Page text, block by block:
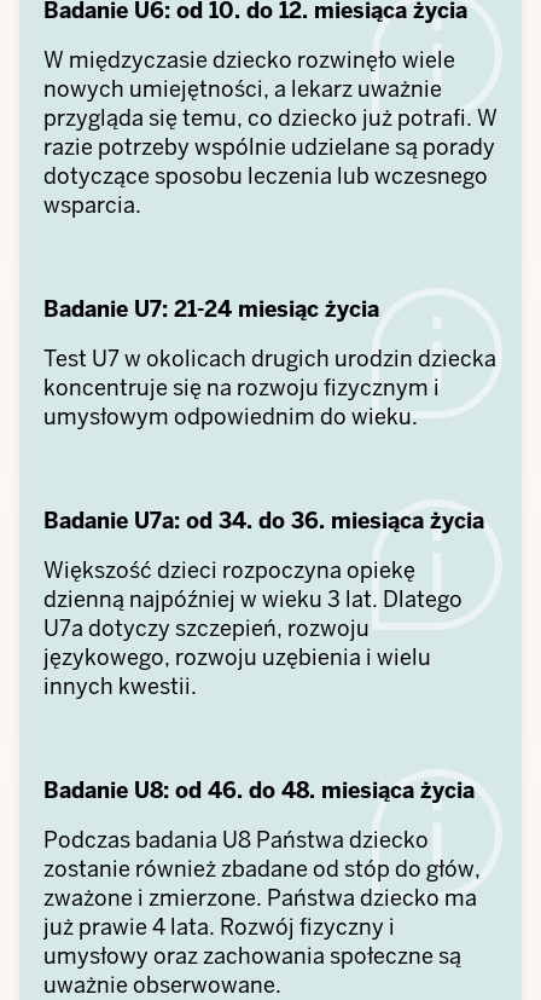
Badanie U6: od 10. do 12. miesiąca życia
W międzyczasie dziecko rozwinęło wiele
nowych umiejętności, a lekarz uważnie
przygląda się temu, co dziecko już potrafi. W
razie potrzeby wspólnie udzielane są porady
dotyczące sposobu leczenia lub wczesnego
wsparcia.
Badanie U7: 21-24 miesiąc życia
Test U7 w okolicach drugich urodzin dziecka
koncentruje się na rozwoju fizycznym i
umysłowym odpowiednim do wieku.
Badanie U7a: od 34. do 36. miesiąca życia
Większość dzieci rozpoczyna opiekę
dzienną najpóźniej w wieku 3 lat. Dlatego
U7a dotyczy szczepień, rozwoju
językowego, rozwoju uzębienia i wielu
innych kwestii.
Badanie U8: od 46. do 48. miesiąca życia
Podczas badania U8 Państwa dziecko
zostanie również zbadane od stóp do głów,
zważone i zmierzone. Państwa dziecko ma
już prawie 4 lata. Rozwój fizyczny i
umysłowy oraz zachowania społeczne są
uważnie obserwowane.